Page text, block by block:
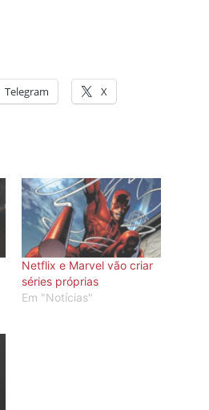
Telegram X
Netflix e Marvel vão criar
séries próprias
Em "Notícias"